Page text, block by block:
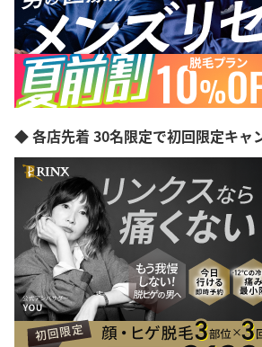
◆ 各店先着 30名限定で初回限定キャ